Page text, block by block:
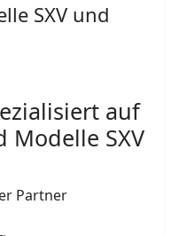
SXV und
auf
Modelle SXV
Partner